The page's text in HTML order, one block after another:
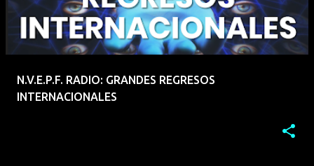
N.V.E.P.F. RADIO: GRANDES REGRESOS
INTERNACIONALES